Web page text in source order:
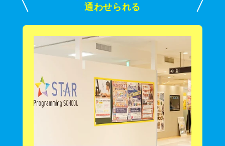
通わせられる